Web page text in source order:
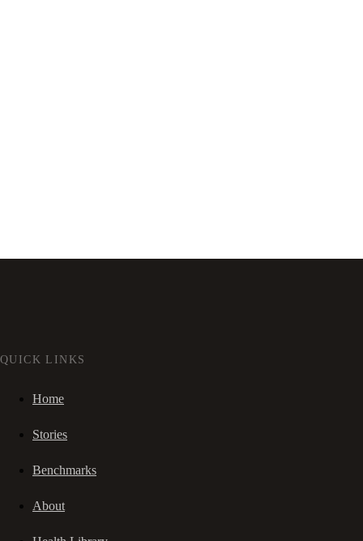
QUICK LINKS
Home
Stories
Benchmarks
About